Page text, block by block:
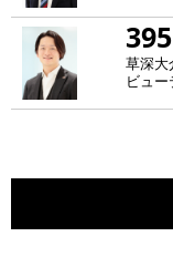
395
草深
ビュ